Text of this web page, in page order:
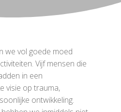
we vol goede moed
Vijf mensen die
in een
visie op trauma,
ontwikkeling.